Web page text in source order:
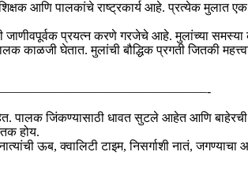
आणि पालकांचे राष्ट्रकार्य आहे. प्रत्येक मुलात
जाणीवपूर्वक प्रयत्न करणे गरजेचे आहे. मुलांच्या
काळजी घेतात. मुलांची बौद्धिक प्रगती जितकी
जिंकण्यासाठी धावत सुटले आहेत आणि बाहेरची
होय.
ऊब, क्वालिटी टाइम, निसर्गाशी नातं,